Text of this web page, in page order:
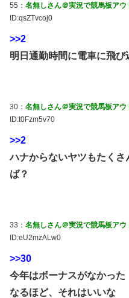
55： 名無しさん＠実況で競馬板アウ
ID:qsZTvcoj0
>>2
明日通勤時間に電車に飛び
30： 名無しさん＠実況で競馬板アウ
ID:t0Fzm5v70
>>2
ハナからないヤツもたくさ
ば？
33： 名無しさん＠実況で競馬板アウ
ID:eU2mzALw0
>>30
今年はボーナスがなかった
なるほど、それはいいな